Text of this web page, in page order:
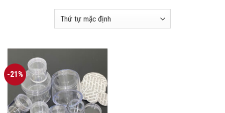
-21%